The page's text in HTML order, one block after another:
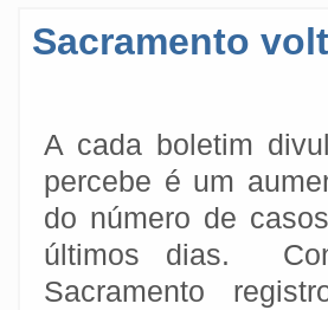
Sacramento
A cada boletim
percebe é um
do número de
últimos dias.
Sacramento